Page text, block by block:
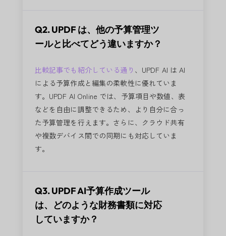
Q2. UPDF は、他の予算管理ツ
ールと比べてどう違いますか？
比較記事でも紹介している通り 、UPDF AI は AI
による予算作成と編集の柔軟性に優れていま
す。UPDF AI Online では、予算項目や数値、表
などを自由に調整できるため、より自分に合っ
た予算管理を行えます。さらに、クラウド共有
や複数デバイス間での同期にも対応していま
す。
Q3. UPDF AI予算作成ツール
は、どのような財務書類に対応
していますか？